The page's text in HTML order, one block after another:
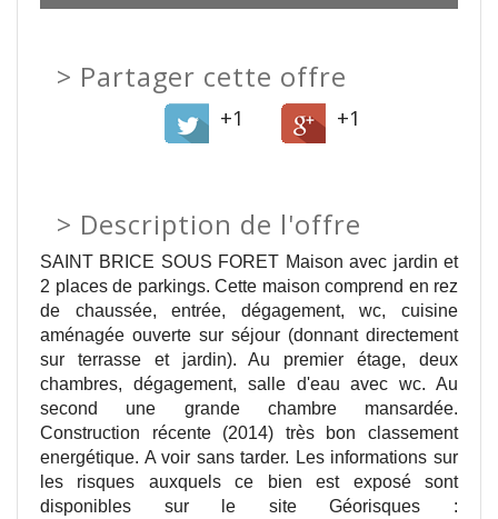
Partager cette offre
+1 +1
> Description de l'offre
SAINT BRICE SOUS FORET Maison avec jardin et
2 places de parkings. Cette maison comprend en rez
de chaussée, entrée, dégagement, wc, cuisine
aménagée ouverte sur séjour (donnant directement
sur terrasse et jardin). Au premier étage, deux
chambres, dégagement, salle d'eau avec wc. Au
second une grande chambre mansardée.
Construction récente (2014) très bon classement
energétique. A voir sans tarder. Les informations sur
les risques auxquels ce bien est exposé sont
disponibles sur le site Géorisques :